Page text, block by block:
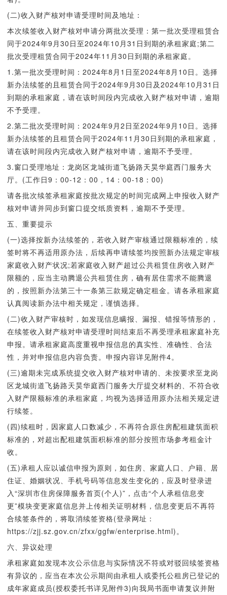
(二)收入财产核对申请受理时间及地址：
本次续签收入财产核对申请分两批次受理：第一批次受理租赁合
同于2024年9月30日至2024年10月31日到期的承租家庭;第二
批次受理租赁合同于2024年11月30日到期的承租家庭。
1.第一批次受理时间：2024年8月1日至2024年8月10日。选择
新办法续签的且租赁合同于2024年9月30日及2024年10月31日
到期的承租家庭，请在该时间段内完成收入财产核对申请，逾期
不予受理。
2.第二批次受理时间：2024年9月2日至2024年9月10日。选择
新办法续签的且租赁合同于2024年11月30日到期的承租家庭，
请在该时间段内完成收入财产核对申请，逾期不予受理。
3.窗口受理地址：龙岗区龙城街道飞扬路天昊华庭西门服务大
厅。(工作日9：00-12：00，14：00-18：00)
请各批次续签承租家庭按批次规定的时间完成网上申报收入财产
核对申请并同步到窗口提交纸质资料，逾期不予受理。
五、重要提示
(一)选择按新办法续签的，若收入财产审核通过限额标准的，续
签时将不再适用原办法，后续再申请续签均按照新办法规定审核
家庭收入财产状况;若家庭收入财产超过公共租赁住房收入财产
限额的，应当主动腾退公共租赁住房，确有居住需求不能腾退
的，按照新办法第三十一条第三款规定确定租金。请各承租家庭
认真阅读新办法中相关规定，谨慎选择。
(二)收入财产审核时，如发现信息瞒报、漏报、错报等情形的，
在续签收入财产核对申请受理时间结束后不再受理承租家庭补充
申报。请承租家庭高度重视申报信息的真实性、准确性、合法
性，并对申报信息内容负责。申报内容详见附件4。
(三)逾期未完成系统提交收入财产核对申请的、未按要求至龙岗
区龙城街道飞扬路天昊华庭西门服务大厅提交材料的、不符合收
入财产限额标准的承租家庭，均视为选择适用原办法相关规定进
行续签。
(四)续租时，因家庭人口数减少，不再符合原住房配租建筑面积
标准的，对超出配租建筑面积标准的部分按照市场参考租金计
收。
(五)承租人应以诚信申报为原则，如住房、家庭人口、户籍、居
住证、婚姻状况、手机号码等信息发生变化的，应及时登录进
入“深圳市住房保障服务首页(个人)”，点击“个人承租信息变
更”模块变更家庭信息并上传相关证明材料，信息变更后不再符
合续签条件的，将取消续签资格(登录网址：
https://zjj.sz.gov.cn/zfxx/ggfw/enterprise.html)。
六、异议处理
承租家庭如发现本次公示信息与实际情况不符或对驳回续签资格
有异议的，应当在本次公示期间由承租人或委托公租房已登记的
成年家庭成员(授权委托书详见附件3)向我局书面申请复议并附